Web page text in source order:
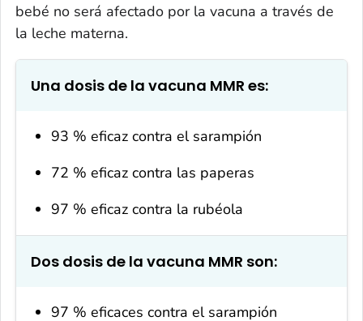
bebé no será afectado por la vacuna a través de
la leche materna.
Una dosis de la vacuna MMR es:
93 % eficaz contra el sarampión
72 % eficaz contra las paperas
97 % eficaz contra la rubéola
Dos dosis de la vacuna MMR son:
97 % eficaces contra el sarampión